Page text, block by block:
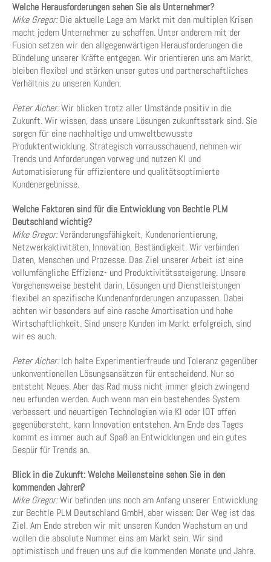
Welche Herausforderungen sehen Sie als Unternehmer?
Mike Gregor:Die aktuelle Lage am Markt mit den multiplen Krisen
macht jedem Unternehmer zu schaffen. Unter anderem mit der
Fusion setzen wir den allgegenwärtigen Herausforderungen die
Bündelung unserer Kräfte entgegen. Wir orientieren uns am Markt,
bleiben flexibel und stärken unser gutes und partnerschaftliches
Verhältnis zu unseren Kunden.
Peter Aicher:Wir blicken trotz aller Umstände positiv in die
Zukunft. Wir wissen, dass unsere Lösungen zukunftsstark sind. Sie
sorgen für eine nachhaltige und umweltbewusste
Produktentwicklung. Strategisch vorrausschauend, nehmen wir
Trends und Anforderungen vorweg und nutzen KI und
Automatisierung für effizientere und qualitätsoptimierte
Kundenergebnisse.
Welche Faktoren sind für die Entwicklung von Bechtle PLM
Deutschland wichtig?
Mike Gregor:Veränderungsfähigkeit, Kundenorientierung,
Netzwerkaktivitäten, Innovation, Beständigkeit. Wir verbinden
Daten, Menschen und Prozesse. Das Ziel unserer Arbeit ist eine
vollumfängliche Effizienz- und Produktivitätssteigerung. Unsere
Vorgehensweise besteht darin, Lösungen und Dienstleistungen
flexibel an spezifische Kundenanforderungen anzupassen. Dabei
achten wir besonders auf eine rasche Amortisation und hohe
Wirtschaftlichkeit. Sind unsere Kunden im Markt erfolgreich, sind
wir es auch.
Peter Aicher:Ich halte Experimentierfreude und Toleranz gegenüber
unkonventionellen Lösungsansätzen für entscheidend. Nur so
entsteht Neues. Aber das Rad muss nicht immer gleich zwingend
neu erfunden werden. Auch wenn man ein bestehendes System
verbessert und neuartigen Technologien wie KI oder IOT offen
gegenübersteht, kann Innovation entstehen. Am Ende des Tages
kommt es immer auch auf Spaß an Entwicklungen und ein gutes
Gespür für Trends an.
Blick in die Zukunft: Welche Meilensteine sehen Sie in den
kommenden Jahren?
Mike Gregor:Wir befinden uns noch am Anfang unserer Entwicklung
zur Bechtle PLM Deutschland GmbH, aber wissen: Der Weg ist das
Ziel. Am Ende streben wir mit unseren Kunden Wachstum an und
wollen die absolute Nummer eins am Markt sein. Wir sind
optimistisch und freuen uns auf die kommenden Monate und Jahre.